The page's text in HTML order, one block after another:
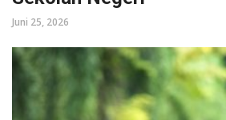
Juni 25, 2026